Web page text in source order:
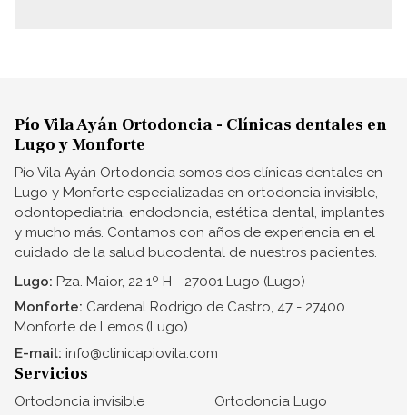
Pío Vila Ayán Ortodoncia - Clínicas dentales en
Lugo y Monforte
Pío Vila Ayán Ortodoncia somos dos clínicas dentales en
Lugo y Monforte especializadas en ortodoncia invisible,
odontopediatría, endodoncia, estética dental, implantes
y mucho más. Contamos con años de experiencia en el
cuidado de la salud bucodental de nuestros pacientes.
Lugo: Pza. Maior, 22 1º H - 27001 Lugo (Lugo)
Monforte: Cardenal Rodrigo de Castro, 47 - 27400
Monforte de Lemos (Lugo)
E-mail: info@clinicapiovila.com
Servicios
Ortodoncia invisible
Ortodoncia Lugo